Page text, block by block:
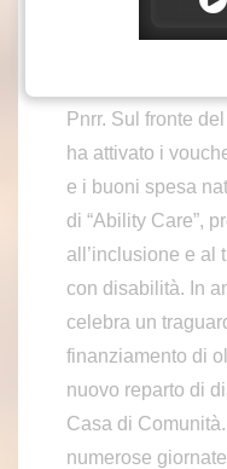
mila euro con il
Pnrr. Sul fronte
ha attivato i
e i buoni spesa
di “Ability Care”,
all’inclusione e al
con disabilità. In
celebra un
finanziamento di
nuovo reparto di
Casa di
numerose